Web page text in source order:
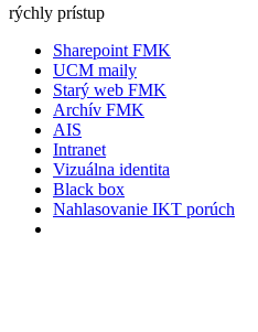
rýchly prístup
Sharepoint FMK
UCM maily
Starý web FMK
Archív FMK
AIS
Intranet
Vizuálna identita
Black box
Nahlasovanie IKT porúch